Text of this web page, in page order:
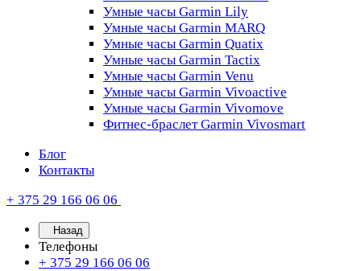
Умные часы Garmin Lily
Умные часы Garmin MARQ
Умные часы Garmin Quatix
Умные часы Garmin Tactix
Умные часы Garmin Venu
Умные часы Garmin Vivoactive
Умные часы Garmin Vivomove
Фитнес-браслет Garmin Vivosmart
Блог
Контакты
+ 375 29 166 06 06
Назад
Телефоны
+ 375 29 166 06 06